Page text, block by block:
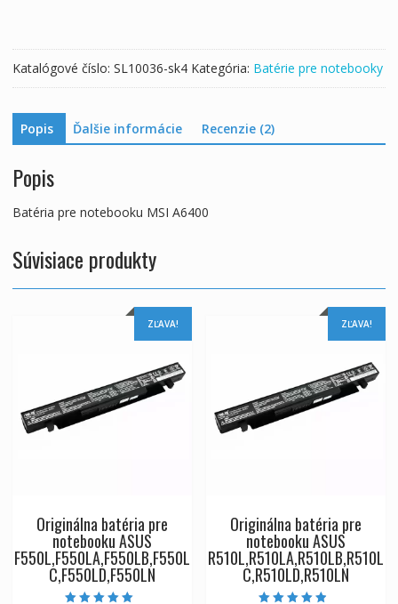
Katalógové číslo: SL10036-sk4 Kategória: Batérie pre notebooky
Popis Ďalšie informácie Recenzie (2)
Popis
Batéria pre notebooku MSI A6400
Súvisiace produkty
ZĽAVA!
Originálna batéria pre
notebooku ASUS
F550L,F550LA,F550LB,F550L
C,F550LD,F550LN
ZĽAVA!
Originálna batéria pre
notebooku ASUS
R510L,R510LA,R510LB,R510L
C,R510LD,R510LN